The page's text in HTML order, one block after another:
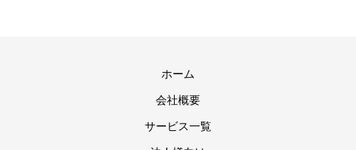
ホーム
会社概要
サービス一覧